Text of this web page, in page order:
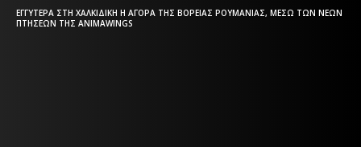
ΕΓΓΎΤΕΡΑ ΣΤΗ ΧΑΛΚΙΔΙΚΉ Η ΑΓΟΡΆ ΤΗΣ ΒΌΡΕΙΑΣ ΡΟΥΜΑΝΊΑΣ, ΜΈΣΩ ΤΩΝ ΝΈΩΝ
ΠΤΉΣΕΩΝ ΤΗΣ ANIMAWINGS